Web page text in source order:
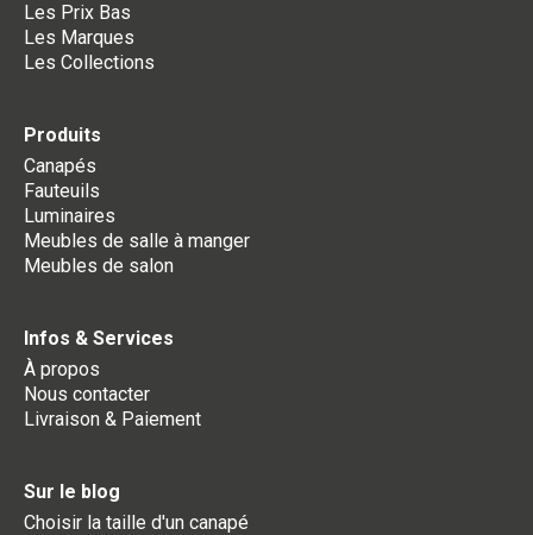
Les Prix Bas
Les Marques
Les Collections
Produits
Canapés
Fauteuils
Luminaires
Meubles de salle à manger
Meubles de salon
Infos & Services
À propos
Nous contacter
Livraison & Paiement
Sur le blog
Choisir la taille d'un canapé